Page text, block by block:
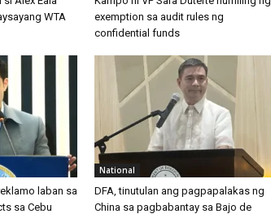
WTA
exemption sa audit rules ng
confidential funds
laban sa
sa Cebu
National
DFA, tinutulan ang pagpapalakas ng
China sa pagbabantay sa Bajo de